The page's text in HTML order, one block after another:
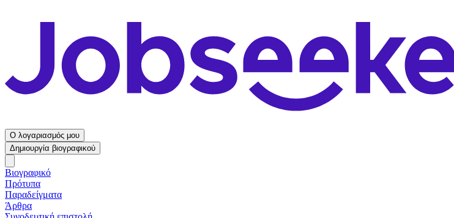
Ο λογαριασμός μου
Δημιουργία βιογραφικού
Βιογραφικό
Πρότυπα
Παραδείγματα
Άρθρα